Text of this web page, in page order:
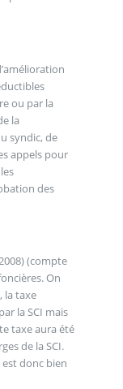
ou par la
la
syndic, de
appels pour
des
(compte
On
la taxe
la SCI mais
taxe aura été
de la SCI.
donc bien